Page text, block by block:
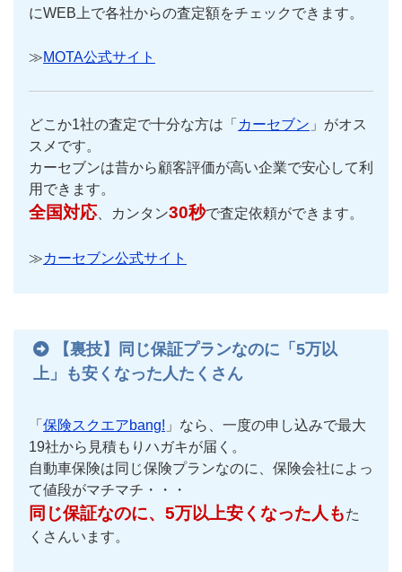
にWEB上で各社からの査定額をチェックできます。
≫MOTA公式サイト
どこか1社の査定で十分な方は「 カーセブン 」がオス
スメです。
カーセブンは昔から顧客評価が高い企業で安心して利
用できます。
全国対応、カンタン30秒で査定依頼ができます。
≫カーセブン公式サイト
【裏技】同じ保証プランなのに「5万以
上」も安くなった人たくさん
「 保険スクエアbang! 」なら、一度の申し込みで最大
19社から見積もりハガキが届く。
自動車保険は同じ保険プランなのに、保険会社によっ
て値段がマチマチ・・・
同じ保証なのに、5万以上安くなった人もた
くさんいます。